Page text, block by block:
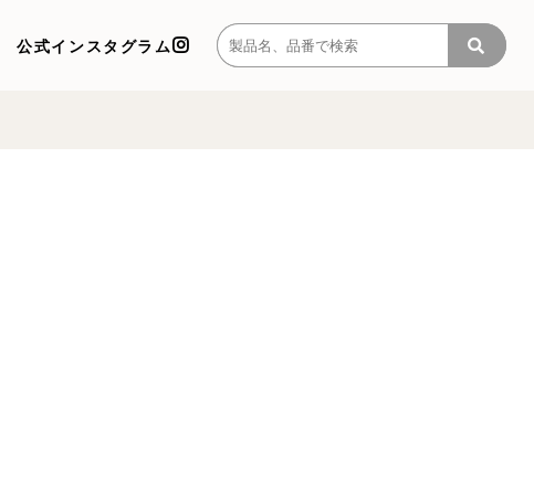
公式インスタグラム